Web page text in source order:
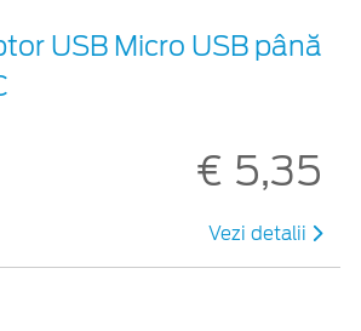
USB Micro USB până
€ 5,35
Vezi detalii